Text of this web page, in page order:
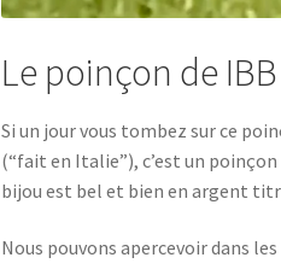
Le poinçon de
Si un jour vous tombez sur ce
(“fait en Italie”), c’est un
bijou est bel et bien en argent
Nous pouvons apercevoir dans